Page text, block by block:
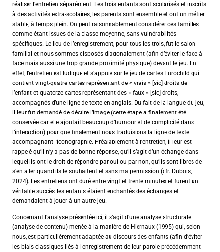
réaliser l’entretien séparément. Les trois enfants sont scolarisés et inscrits
à des activités extra-scolaires, les parents sont ensemble et ont un métier
stable, à temps plein. On peut raisonnablement considérer ces familles
comme étant issues de la classe moyenne, sans vulnérabilités
spécifiques. Le lieu de l’enregistrement, pour tous les trois, fut le salon
familial et nous sommes disposés diagonalement (afin d’éviter le face à
face mais aussi une trop grande proximité physique) devant le jeu. En
effet, l’entretien est ludique et s’appuie sur le jeu de cartes Eurochild qui
contient vingt-quatre cartes représentant de « vrais » [sic] droits de
l’enfant et quatorze cartes représentant des « faux » [sic] droits,
accompagnés d’une ligne de texte en anglais. Du fait de la langue du jeu,
il leur fut demandé de décrire l’image (cette étape a finalement été
conservée car elle ajoutait beaucoup d’humour et de complicité dans
l’interaction) pour que finalement nous traduisions la ligne de texte
accompagnant l’iconographie. Préalablement à l’entretien, il leur est
rappelé qu’il n’y a pas de bonne réponse, qu’il s’agit d’un échange dans
lequel ils ont le droit de répondre par oui ou par non, qu’ils sont libres de
s’en aller quand ils le souhaitent et sans ma permission (cfr. Dubois,
2024). Les entretiens ont duré entre vingt et trente minutes et furent un
véritable succès, les enfants étaient enchantés des échanges et
demandaient à jouer à un autre jeu.
Concernant l’analyse présentée ici, il s’agit d’une analyse structurale
(analyse de contenu) menée à la manière de Hiernaux (1995) qui, selon
nous, est particulièrement adaptée au discours des enfants (afin d’éviter
les biais classiques liés à l’enregistrement de leur parole précédemment